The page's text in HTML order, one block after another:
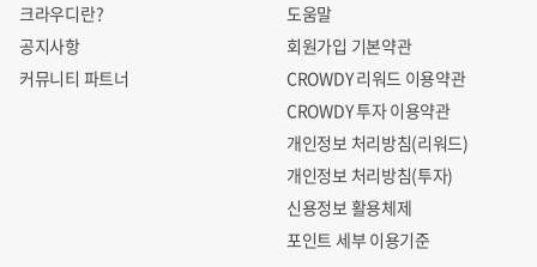
크라우디란?
공지사항
커뮤니티 파트너
도움말
회원가입 기본약관
CROWDY 리워드 이용약관
CROWDY 투자 이용약관
개인정보 처리방침(리워드)
개인정보 처리방침(투자)
신용정보 활용체제
포인트 세부 이용기준